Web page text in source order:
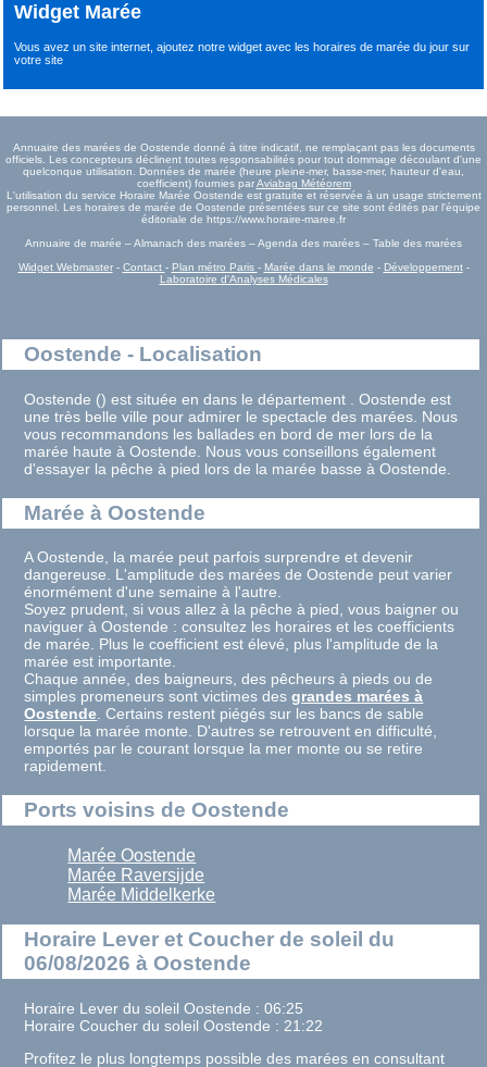
Widget Marée
Vous avez un site internet,ajoutez notre widget avec les horaires de marée du joursur
votre site
Annuaire des marées de Oostende donné à titre indicatif, ne remplaçant pas les documents
officiels. Les concepteurs déclinent toutes responsabilités pour tout dommage découlant d'une
quelconque utilisation. Données de marée (heure pleine-mer, basse-mer, hauteur d'eau,
coefficient) fournies parAviabag Météorem
L'utilisation du service Horaire Marée Oostende est gratuite et réservée à un usage strictement
personnel. Les horaires de marée de Oostende présentées sur ce site sont édités par l'équipe
éditoriale de https://www.horaire-maree.fr
Annuaire de marée – Almanach des marées – Agenda des marées – Table des marées
Widget Webmaster- Contact - Plan métro Paris - Marée dans le monde - Développement-
Laboratoire d'Analyses Médicales
Oostende - Localisation
Oostende () est située en dans le département . Oostende est
une très belle ville pour admirer le spectacle des marées. Nous
vous recommandons les ballades en bord de mer lors de la
marée haute à Oostende. Nous vous conseillons également
d'essayer la pêche à pied lors de la marée basse à Oostende.
Marée à Oostende
A Oostende, la marée peut parfois surprendre et devenir
dangereuse. L'amplitude des marées de Oostende peut varier
énormément d'une semaine à l'autre.
Soyez prudent, si vous allez à la pêche à pied, vous baigner ou
naviguer à Oostende : consultez les horaires et les coefficients
de marée. Plus le coefficient est élevé, plus l'amplitude de la
marée est importante.
Chaque année, des baigneurs, des pêcheurs à pieds ou de
simples promeneurs sont victimes desgrandes marées à
Oostende. Certains restent piégés sur les bancs de sable
lorsque la marée monte. D'autres se retrouvent en difficulté,
emportés par le courant lorsque la mer monte ou se retire
rapidement.
Ports voisins de Oostende
Marée Oostende
Marée Raversijde
Marée Middelkerke
Horaire Lever et Coucher de soleil du
06/08/2026 à Oostende
Horaire Lever du soleil Oostende : 06:25
Horaire Coucher du soleil Oostende : 21:22
Profitez le plus longtemps possible des marées en consultant